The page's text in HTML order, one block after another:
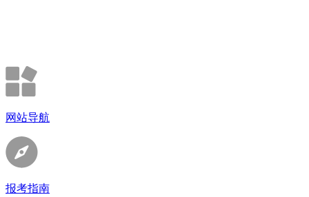
网站导航
报考指南